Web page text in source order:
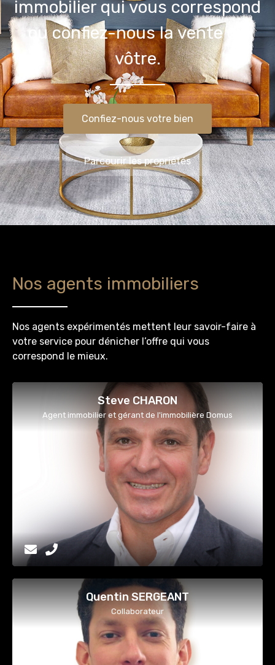
immobilier qui vous correspond
ou confiez-nous la vente du
vôtre.
Confiez-nous votre bien
Parcourir les propriétés
Nos agents immobiliers
Nos agents expérimentés mettent leur savoir-faire à
votre service pour dénicher l’offre qui vous
correspond le mieux.
Steve CHARON
Agent immobilier et gérant de l'immobilière Domus
Quentin SERGEANT
Collaborateur